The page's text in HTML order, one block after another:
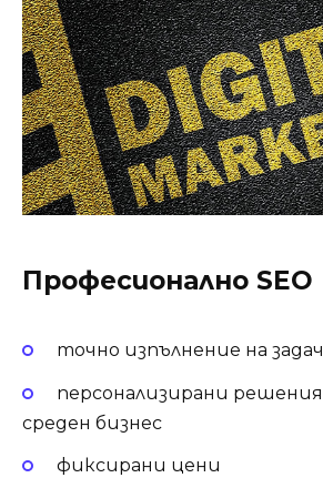
Професионално SEO
точно изпълнение на
персонализирани решения
среден бизнес
фиксирани цени